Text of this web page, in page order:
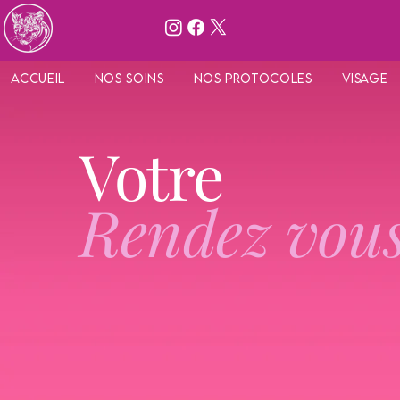
Accueil Nos Soins Nos protocoles Visage
Votre
Rendez